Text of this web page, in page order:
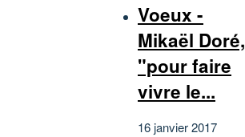
Voeux -
Mikaël Doré,
"pour faire
vivre le...
16 janvier 2017